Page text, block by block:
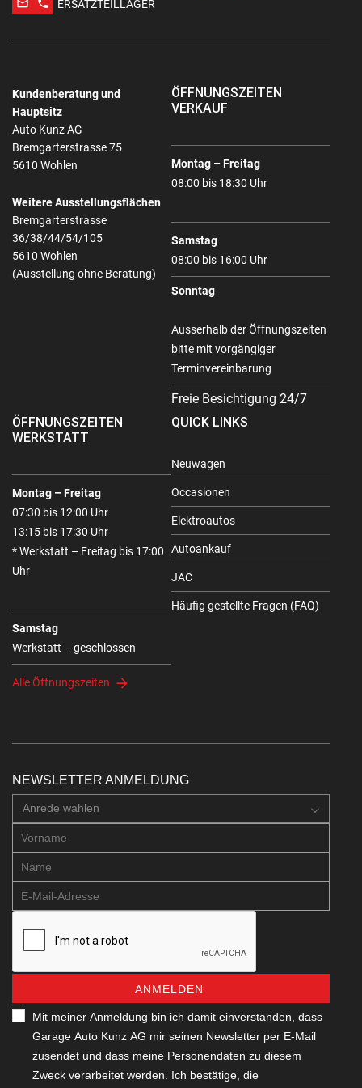
mail_outline
phone ERSATZTEILLAGER
Kundenberatung und
Hauptsitz
Auto Kunz AG
Bremgarterstrasse 75
5610 Wohlen
Weitere Ausstellungsflächen
Bremgarterstrasse
36/38/44/54/105
5610 Wohlen
(Ausstellung ohne Beratung)
ÖFFNUNGSZEITEN
VERKAUF
Montag – Freitag
08:00 bis 18:30 Uhr
Samstag
08:00 bis 16:00 Uhr
Sonntag
Ausserhalb der Öffnungszeiten
bitte mit vorgängiger
Terminvereinbarung
Freie Besichtigung 24/7
ÖFFNUNGSZEITEN
WERKSTATT
Montag – Freitag
07:30 bis 12:00 Uhr
13:15 bis 17:30 Uhr
* Werkstatt – Freitag bis 17:00
Uhr
Samstag
Werkstatt – geschlossen
Alle Öffnungszeiten
QUICK LINKS
Neuwagen
Occasionen
Elektroautos
Autoankauf
JAC
Häufig gestellte Fragen (FAQ)
NEWSLETTER ANMELDUNG
Anrede wahlen
ANMELDEN
Mit meiner Anmeldung bin ich damit einverstanden, dass
Garage Auto Kunz AG mir seinen Newsletter per E-Mail
zusendet und dass meine Personendaten zu diesem
Zweck verarbeitet werden. Ich bestätige, die